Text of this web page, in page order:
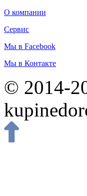
О компании
Сервис
Мы в Facebook
Мы в Контакте
© 2014-